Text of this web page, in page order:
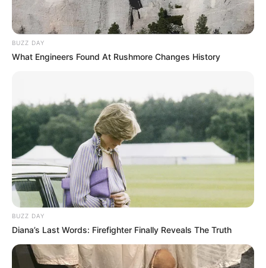
BUZZ DAY
What Engineers Found At Rushmore Changes History
BUZZ DAY
Diana’s Last Words: Firefighter Finally Reveals The Truth